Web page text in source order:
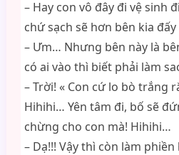
– Hay con vô đây đi vệ sinh
chứ sạch sẽ hơn bên kia
– Ưm… Nhưng bên này là
có ai vào thì biết phải làm
– Trời! « Con cứ lo bò trắng
Hihihi… Yên tâm đi, bố sẽ
chừng cho con mà! Hihihi…
– Dạ!!! Vậy thì còn làm